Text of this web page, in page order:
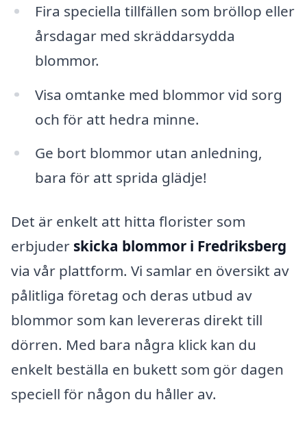
Fira speciella tillfällen som bröllop eller
årsdagar med skräddarsydda
blommor.
Visa omtanke med blommor vid sorg
och för att hedra minne.
Ge bort blommor utan anledning,
bara för att sprida glädje!
Det är enkelt att hitta florister som
erbjuder skicka blommor i Fredriksberg
via vår plattform. Vi samlar en översikt av
pålitliga företag och deras utbud av
blommor som kan levereras direkt till
dörren. Med bara några klick kan du
enkelt beställa en bukett som gör dagen
speciell för någon du håller av.